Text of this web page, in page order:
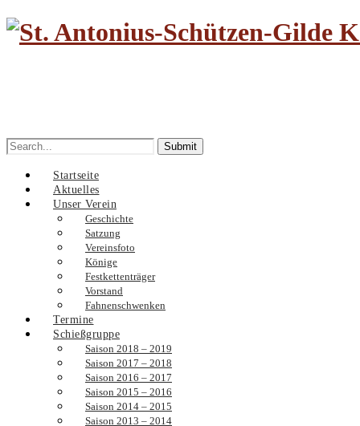
Search
for:
Startseite
Aktuelles
Unser Verein
Geschichte
Satzung
Vereinsfoto
Könige
Festkettenträger
Vorstand
Fahnenschwenken
Termine
Schießgruppe
Saison 2018 – 2019
Saison 2017 – 2018
Saison 2016 – 2017
Saison 2015 – 2016
Saison 2014 – 2015
Saison 2013 – 2014